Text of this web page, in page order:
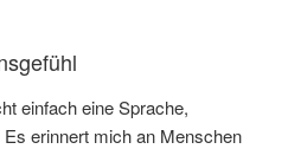
einfach eine Sprache,
erinnert mich an Menschen